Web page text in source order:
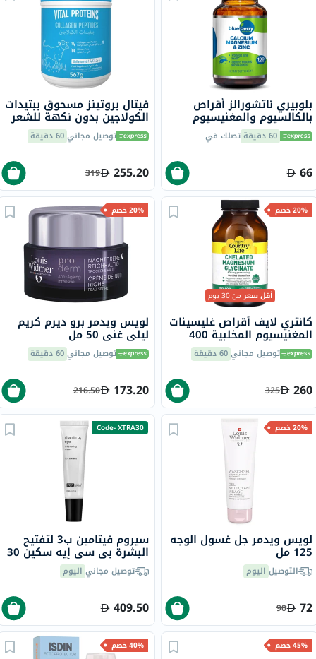
بلوبيري ناتشورالز أقراص
بالكالسيوم والمغنيسيوم
والزنك، 100 قطعة60 دقيقة تصلك في
66
فيتال بروتينز مسحوق ببتيدات
الكولاجين بدون نكهة للشعر
والبشرة والأظافر 567 جرام
توصيل مجاني60 دقيقة
255.20
319
20% خصم
أقل سعرمن 30 يوم
كانتري لايف أقراص غليسينات
المغنيسيوم المخلبية 400
ملجم لصحة العظام والعضلات،
حزمة من 180توصيل مجاني60 دقيقة
260
325
20% خصم
لويس ويدمر برو ديرم كريم
ليلي غني 50 مل
توصيل مجاني60 دقيقة
173.20
216.50
20% خصم
لويس ويدمر جل غسول الوجه
125 مل
التوصيل اليوم
72
90
Code- XTRA30
سيروم فيتامين ب3 لتفتيح
البشرة بي سي إيه سكين 30
ملتوصيل مجاني اليوم
409.50
45% خصم 40% خصم